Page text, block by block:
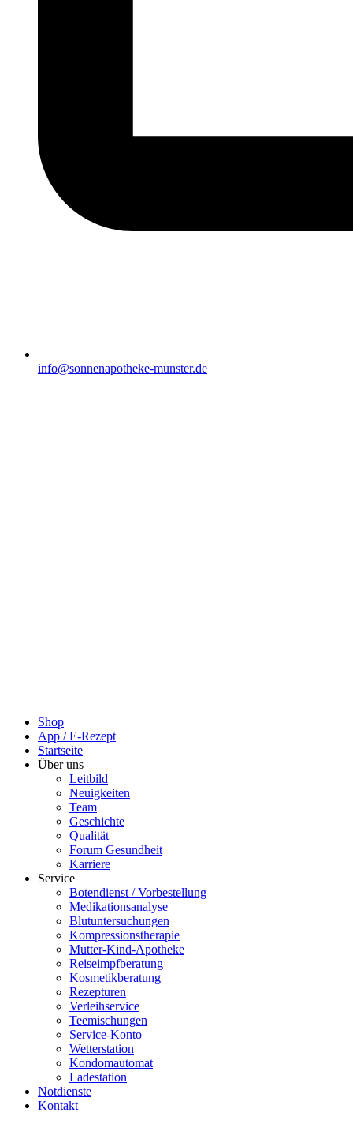
info@sonnenapotheke-munster.de
Shop
App / E-Rezept
Startseite
Über uns
Leitbild
Neuigkeiten
Team
Geschichte
Qualität
Forum Gesundheit
Karriere
Service
Botendienst / Vorbestellung
Medikationsanalyse
Blutuntersuchungen
Kompressionstherapie
Mutter-Kind-Apotheke
Reiseimpfberatung
Kosmetikberatung
Rezepturen
Verleihservice
Teemischungen
Service-Konto
Wetterstation
Kondomautomat
Ladestation
Notdienste
Kontakt